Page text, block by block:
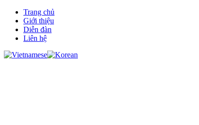
Trang chủ
Giới thiệu
Diễn đàn
Liên hệ